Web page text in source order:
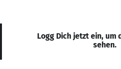
Logg Dich jetzt ein, um
sehen.